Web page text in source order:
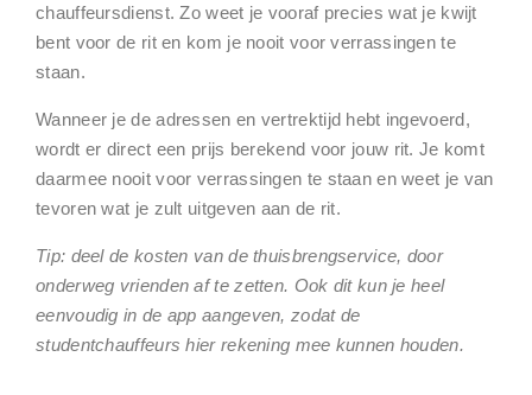
chauffeursdienst. Zo weet je vooraf precies wat je kwijt
bent voor de rit en kom je nooit voor verrassingen te
staan.
Wanneer je de adressen en vertrektijd hebt ingevoerd,
wordt er direct een prijs berekend voor jouw rit. Je komt
daarmee nooit voor verrassingen te staan en weet je van
tevoren wat je zult uitgeven aan de rit.
Tip: deel de kosten van de thuisbrengservice, door
onderweg vrienden af te zetten. Ook dit kun je heel
eenvoudig in de app aangeven, zodat de
studentchauffeurs hier rekening mee kunnen houden.